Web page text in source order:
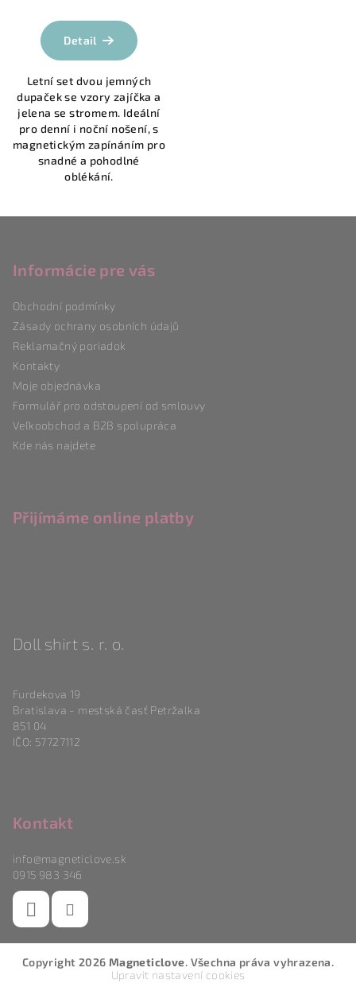
hodnocení
produktu
z
5
hvězdiček.
Detail
Letní set dvou jemných
dupaček se vzory zajíčka a
jelena se stromem. Ideální
pro denní i noční nošení, s
magnetickým zapínáním pro
snadné a pohodlné
oblékání.
Informácie pre vás
Obchodní podmínky
Zásady ochrany osobních údajů
Reklamačný poriadok
Kontakty
Moje objednávka
Formulář pro odstoupení od smlouvy
Veľkoobchod a B2B spolupráca
Kde nás najdete
Přijímáme online platby
Doll shirt s. r. o.
Furdekova 19
Bratislava - mestská časť Petržalka
851 04
IČO: 57727112
Kontakt
info@magneticlove.sk
0915 983 346
Copyright 2026 Magneticlove. Všechna práva vyhrazena.
Upravit nastavení cookies